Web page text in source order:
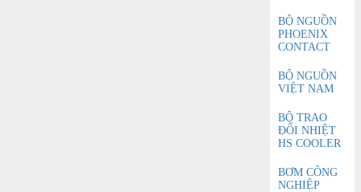
BỘ NGUỒN
PHOENIX
CONTACT
BỘ NGUỒN
VIỆT NAM
BỘ TRAO
ĐỔI NHIỆT
HS COOLER
BƠM CÔNG
NGHIỆP